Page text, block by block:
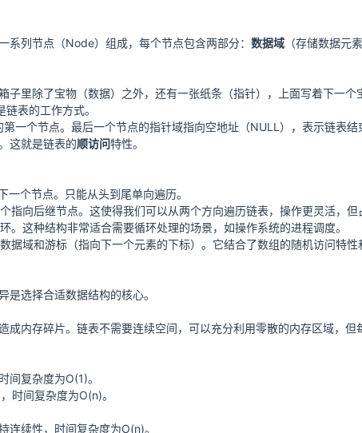
列节点（Node）组成，每个节点包含两部分： 数据域 （存储数据元
里除了宝物（数据）之外，还有一张纸条（指针），上面写着下一
表的工作方式。
一个节点。最后一个节点的指针域指向空地址（NULL），表示链表结
这就是链表的顺访问特性。
个节点。只能从头到尾单向遍历。
指向后继节点。这使得我们可以从两个方向遍历链表，操作更灵活，但
。这种结构非常适合需要循环处理的场景，如操作系统的进程调度。
据域和游标（指向下一个元素的下标）。它结合了数组的随机访问特
选择合适数据结构的核心。
内存碎片。链表不需要连续空间，可以充分利用零散的内存区域，但
间复杂度为O(1)。
时间复杂度为O(n)。
连续性，时间复杂度为O(n)。